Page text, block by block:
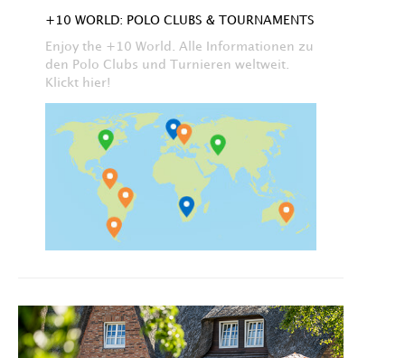
+10 WORLD: POLO CLUBS & TOURNAMENTS
Enjoy the +10 World. Alle Informationen zu
den Polo Clubs und Turnieren weltweit.
Klickt hier!